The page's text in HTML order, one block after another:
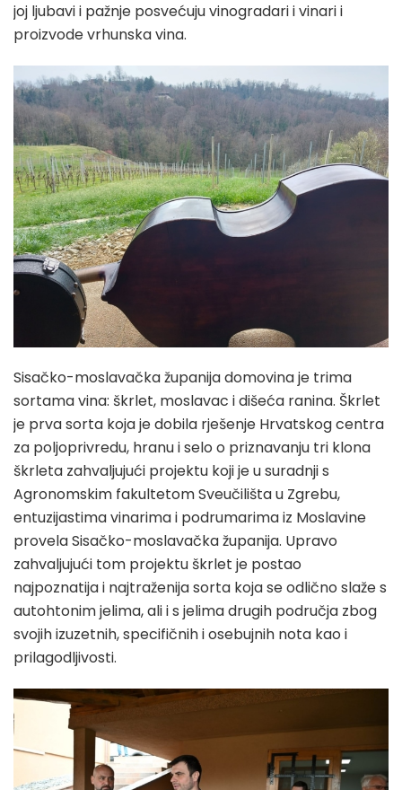
joj ljubavi i pažnje posvećuju vinogradari i vinari i
proizvode vrhunska vina.
Sisačko-moslavačka županija domovina je trima
sortama vina: škrlet, moslavac i dišeća ranina. Škrlet
je prva sorta koja je dobila rješenje Hrvatskog centra
za poljoprivredu, hranu i selo o priznavanju tri klona
škrleta zahvaljujući projektu koji je u suradnji s
Agronomskim fakultetom Sveučilišta u Zgrebu,
entuzijastima vinarima i podrumarima iz Moslavine
provela Sisačko-moslavačka županija. Upravo
zahvaljujući tom projektu škrlet je postao
najpoznatija i najtraženija sorta koja se odlično slaže s
autohtonim jelima, ali i s jelima drugih područja zbog
svojih izuzetnih, specifičnih i osebujnih nota kao i
prilagodljivosti.